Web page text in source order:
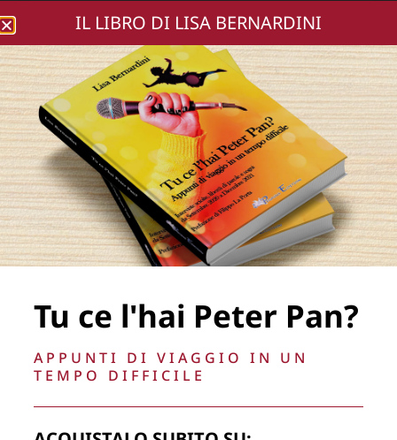
Lisa Bernardini
locandina finale
nazionale
IL LIBRO DI LISA BERNARDINI
Tu ce l'hai Peter Pan?
APPUNTI DI VIAGGIO IN UN
TEMPO DIFFICILE